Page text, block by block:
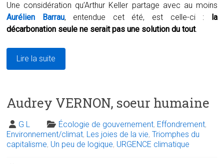
Une considération qu’Arthur Keller partage avec au moins
Aurélien Barrau, entendue cet été, est celle-ci :
la
décarbonation seule ne serait pas une solution du tout.
Lire la suite
Audrey VERNON, soeur humaine
G L Écologie de gouvernement, Effondrement,
Environnement/climat, Les joies de la vie,Triomphes du
capitalisme, Un peu de logique, URGENCE climatique